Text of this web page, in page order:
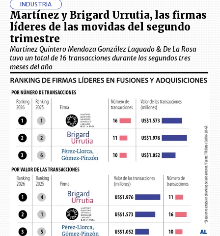
INDUSTRIA
Martínez y Brigard Urrutia, las firmas
líderes de las movidas del segundo
trimestre
Martínez Quintero Mendoza González Laguado & De La Rosa
tuvo un total de 16 transacciones durante los segundos tres
meses del año